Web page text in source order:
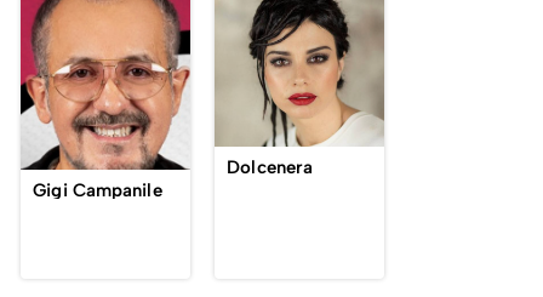
Gigi Campanile
Dolcenera